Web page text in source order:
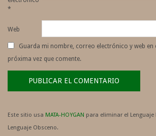
*
Web
Guarda mi nombre, correo electrónico y web en
próxima vez que comente.
Este sitio usa MATA-HOYGAN para eliminar el Lenguaje
Lenguaje Obsceno.